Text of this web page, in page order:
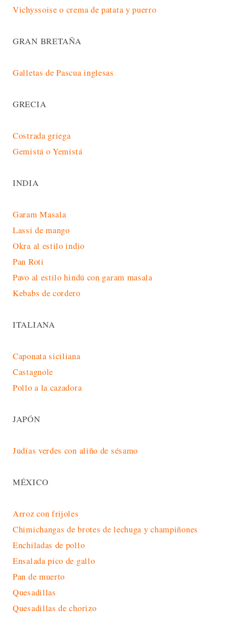
Vichyssoise o crema de patata y puerro
GRAN BRETAÑA
Galletas de Pascua inglesas
GRECIA
Costrada griega
Gemistá o Yemistá
INDIA
Garam Masala
Lassi de mango
Okra al estilo indio
Pan Roti
Pavo al estilo hindú con garam masala
Kebabs de cordero
ITALIANA
Caponata siciliana
Castagnole
Pollo a la cazadora
JAPÓN
Judías verdes con aliño de sésamo
MÉXICO
Arroz con frijoles
Chimichangas de brotes de lechuga y champiñones
Enchiladas de pollo
Ensalada pico de gallo
Pan de muerto
Quesadillas
Quesadillas de chorizo